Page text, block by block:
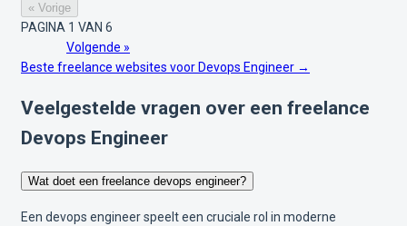
« Vorige
PAGINA 1 VAN 6
Volgende »
Beste freelance websites voor Devops Engineer →
Veelgestelde vragen over een freelance
Devops Engineer
Wat doet een freelance devops engineer?
Een devops engineer speelt een cruciale rol in moderne